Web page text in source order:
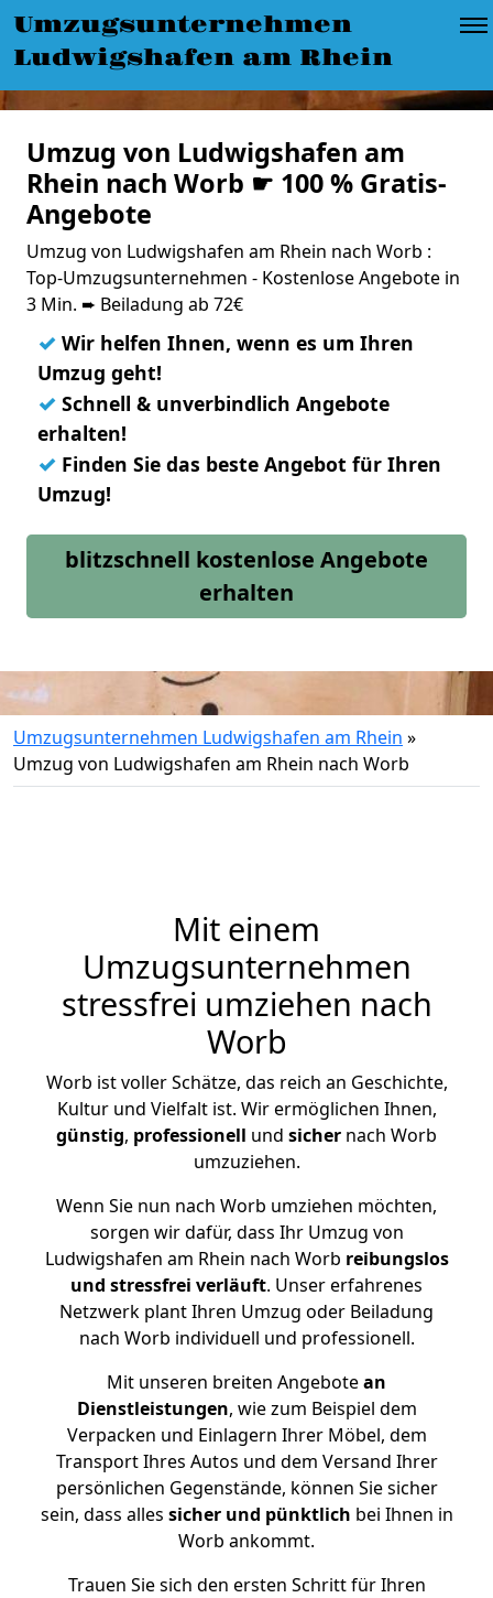
Umzugsunternehmen
Ludwigshafen am Rhein
Umzug von Ludwigshafen am
Rhein nach Worb ☛ 100 % Gratis-
Angebote
Umzug von Ludwigshafen am Rhein nach Worb :
Top-Umzugsunternehmen - Kostenlose Angebote in
3 Min. ➨ Beiladung ab 72€
✓ Wir helfen Ihnen, wenn es um Ihren
Umzug geht!
✓ Schnell & unverbindlich Angebote
erhalten!
✓ Finden Sie das beste Angebot für Ihren
Umzug!
blitzschnell kostenlose Angebote
erhalten
Umzugsunternehmen Ludwigshafen am Rhein »
Umzug von Ludwigshafen am Rhein nach Worb
Mit einem
Umzugsunternehmen
stressfrei umziehen nach
Worb
Worb ist voller Schätze, das reich an Geschichte,
Kultur und Vielfalt ist. Wir ermöglichen Ihnen,
günstig, professionell und sicher nach Worb
umzuziehen.
Wenn Sie nun nach Worb umziehen möchten,
sorgen wir dafür, dass Ihr Umzug von
Ludwigshafen am Rhein nach Worb reibungslos
und stressfrei verläuft. Unser erfahrenes
Netzwerk plant Ihren Umzug oder Beiladung
nach Worb individuell und professionell.
Mit unseren breiten Angebotean
Dienstleistungen, wie zum Beispiel dem
Verpacken und Einlagern Ihrer Möbel, dem
Transport Ihres Autos und dem Versand Ihrer
persönlichen Gegenstände, können Sie sicher
sein, dass alles sicher und pünktlich bei Ihnen in
Worb ankommt.
Trauen Sie sich den ersten Schritt für Ihren